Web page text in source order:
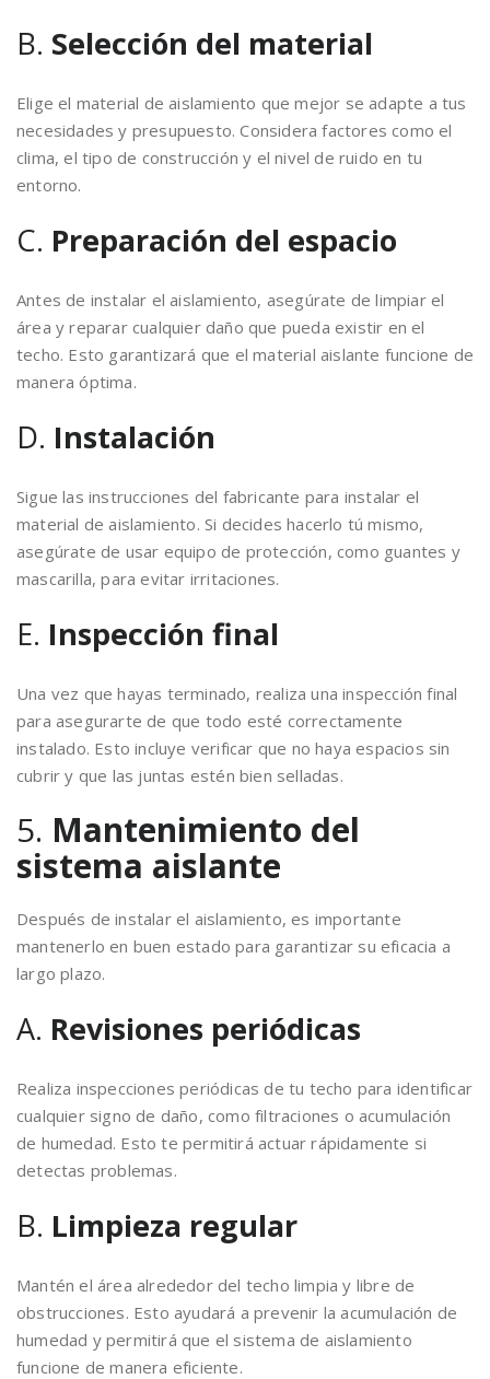
B. Selección del material
Elige el material de aislamiento que mejor se adapte a tus
necesidades y presupuesto. Considera factores como el
clima, el tipo de construcción y el nivel de ruido en tu
entorno.
C. Preparación del espacio
Antes de instalar el aislamiento, asegúrate de limpiar el
área y reparar cualquier daño que pueda existir en el
techo. Esto garantizará que el material aislante funcione de
manera óptima.
D. Instalación
Sigue las instrucciones del fabricante para instalar el
material de aislamiento. Si decides hacerlo tú mismo,
asegúrate de usar equipo de protección, como guantes y
mascarilla, para evitar irritaciones.
E. Inspección final
Una vez que hayas terminado, realiza una inspección final
para asegurarte de que todo esté correctamente
instalado. Esto incluye verificar que no haya espacios sin
cubrir y que las juntas estén bien selladas.
5. Mantenimiento del
sistema aislante
Después de instalar el aislamiento, es importante
mantenerlo en buen estado para garantizar su eficacia a
largo plazo.
A. Revisiones periódicas
Realiza inspecciones periódicas de tu techo para identificar
cualquier signo de daño, como filtraciones o acumulación
de humedad. Esto te permitirá actuar rápidamente si
detectas problemas.
B. Limpieza regular
Mantén el área alrededor del techo limpia y libre de
obstrucciones. Esto ayudará a prevenir la acumulación de
humedad y permitirá que el sistema de aislamiento
funcione de manera eficiente.